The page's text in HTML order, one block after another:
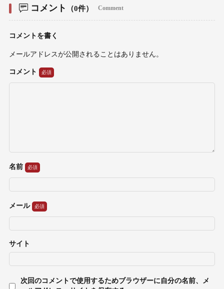
コメント （0件） Comment
コメントを書く
メールアドレスが公開されることはありません。
コメント
名前
メール
サイト
次回のコメントで使用するためブラウザーに自分の名前、メ